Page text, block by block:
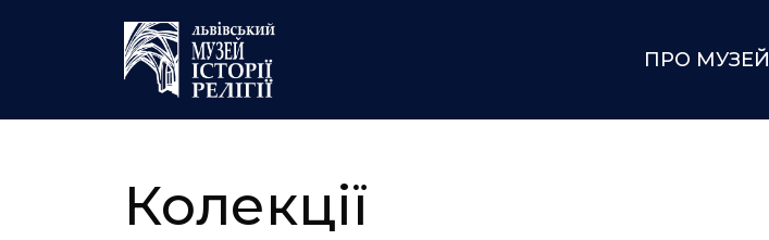
ПРО МУЗЕЙ
Колекції